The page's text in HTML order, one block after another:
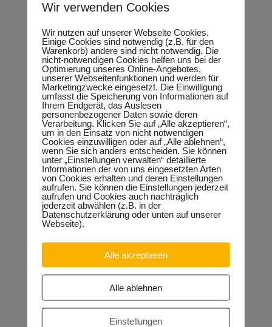
Antrag – Perspektiven des Handwerks
1 27 Downloads
Landtag
18.09.2018
Download
Antrag – Rundfunkbeitrag Unternehmer
entlasten – KfZ-Veranlagung abschaffen
1 25 Downloads
Landtag
18.09.2018
Download
Antrag – Steuerliche Absetzbarkeit von
Handwerkerrechnungen
24 Downloads
Wir verwenden Cookies
Wir nutzen auf unserer Webseite Cookies.
Einige Cookies sind notwendig (z.B. für den
Warenkorb) andere sind nicht notwendig. Die
nicht-notwendigen Cookies helfen uns bei der
Optimierung unseres Online-Angebotes,
unserer Webseitenfunktionen und werden für
Marketingzwecke eingesetzt. Die Einwilligung
umfasst die Speicherung von Informationen auf
Ihrem Endgerät, das Auslesen
personenbezogener Daten sowie deren
Verarbeitung. Klicken Sie auf „Alle akzeptieren“,
um in den Einsatz von nicht notwendigen
Cookies einzuwilligen oder auf „Alle ablehnen“,
wenn Sie sich anders entscheiden. Sie können
unter „Einstellungen verwalten“ detaillierte
Informationen der von uns eingesetzten Arten
von Cookies erhalten und deren Einstellungen
aufrufen. Sie können die Einstellungen jederzeit
aufrufen und Cookies auch nachträglich
jederzeit abwählen (z.B. in der
Datenschutzerklärung oder unten auf unserer
Webseite).
Alle akzeptieren
Alle ablehnen
Einstellungen